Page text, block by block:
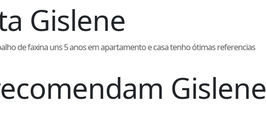
Gislene
de faxina uns 5 anos em apartamento e casa tenho ótimas referencias
Gislene